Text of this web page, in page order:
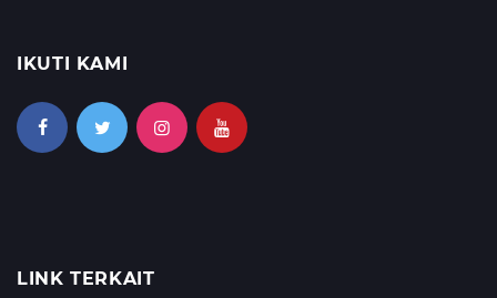
IKUTI KAMI
LINK TERKAIT